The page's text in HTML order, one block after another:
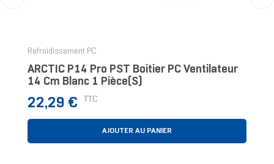
Refroidissement PC
ARCTIC P14 Pro PST Boitier PC Ventilateur
14 Cm Blanc 1 Pièce(s)
Prix
22,29 € TTC
AJOUTER AU PANIER